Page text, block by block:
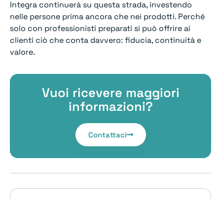
Integra continuerà su questa strada, investendo
nelle persone prima ancora che nei prodotti. Perché
solo con professionisti preparati si può offrire ai
clienti ciò che conta davvero: fiducia, continuità e
valore.
Vuoi ricevere maggiori
informazioni?
Contattaci